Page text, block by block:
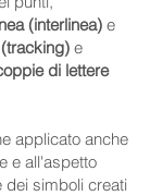
(interlinea) e
(tracking) e
di lettere
applicato anche
e all'aspetto
dei simboli creati